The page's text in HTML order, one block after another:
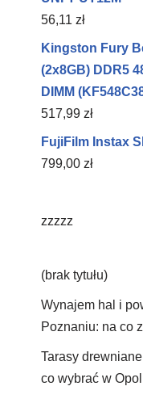
56,11 zł
Kingston Fury
(2x8GB) DDR5
DIMM
517,99 zł
FujiFilm Instax
799,00 zł
zzzzz
(brak tytułu)
Wynajem hal i
Poznaniu: na co
Tarasy
co wybrać w